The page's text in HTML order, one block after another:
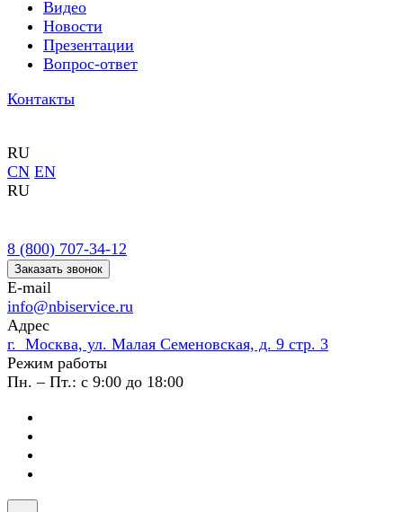
Видео
Новости
Презентации
Вопрос-ответ
Контакты
RU
CN EN
RU
8 (800) 707-34-12
Заказать звонок
E-mail
info@nbiservice.ru
Адрес
г. Москва, ул. Малая Семеновская, д. 9 стр. 3
Режим работы
Пн. – Пт.: с 9:00 до 18:00